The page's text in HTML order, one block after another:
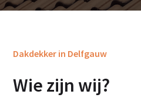
Dakdekker in Delfgauw
Wie zijn wij?